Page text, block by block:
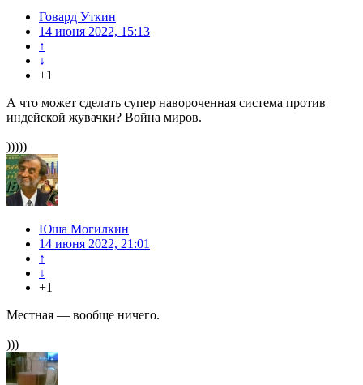
Говард Уткин
14 июня 2022, 15:13
↑
↓
+1
А что может сделать супер навороченная система против
индейской жувачки? Война миров.
)))))
Юша Могилкин
14 июня 2022, 21:01
↑
↓
+1
Местная — вообще ничего.
)))